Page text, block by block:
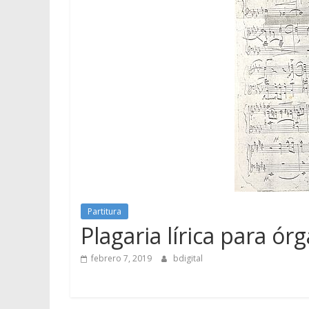
Partitura
Plagaria lírica para
febrero 7, 2019 bdigital